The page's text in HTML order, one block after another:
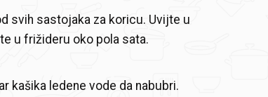
svih sastojaka za koricu. Uvijte u
u frižideru oko pola sata.
kašika ledene vode da nabubri.